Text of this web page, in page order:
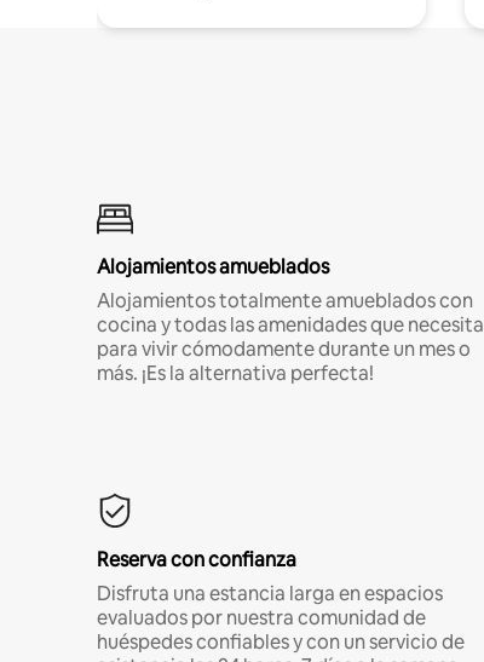
Alojamientos amueblados
Alojamientos totalmente amueblados con
cocina y todas las amenidades que
para vivir cómodamente durante un mes o
más. ¡Es la alternativa perfecta!
Reserva con confianza
Disfruta una estancia larga en espacios
evaluados por nuestra comunidad de
huéspedes confiables y con un servicio de